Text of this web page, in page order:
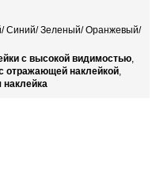
Синий/ Зеленый/ Оранжевый/
с высокой видимостью,
отражающей наклейкой,